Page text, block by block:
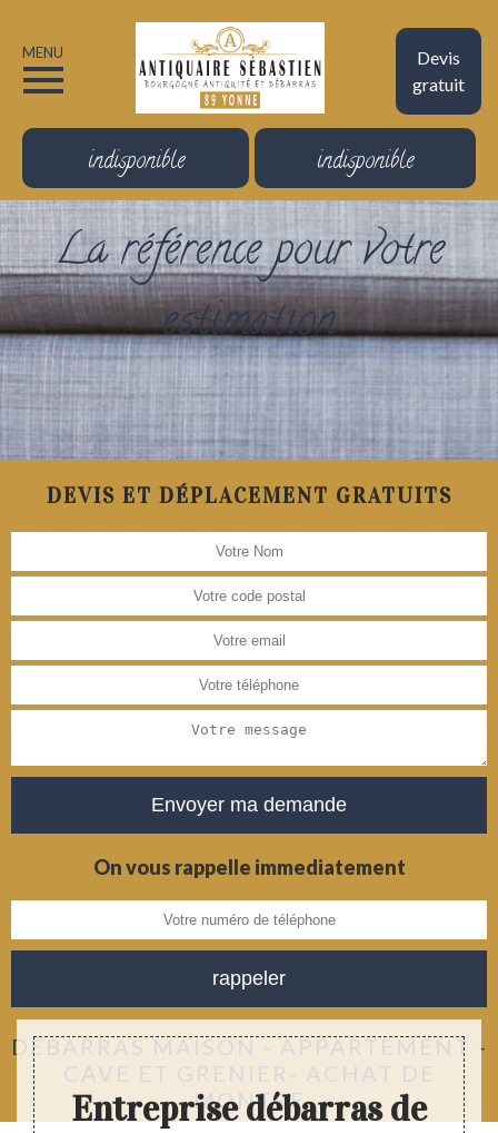
Devis
gratuit
MENU
indisponible indisponible
La référence pour votre
estimation
DEVIS ET DÉPLACEMENT GRATUITS
On vous rappelle immediatement
DÉBARRAS MAISON - APPARTEMENT -
CAVE ET GRENIER- ACHAT DE
MONTRE
Entreprise débarras de